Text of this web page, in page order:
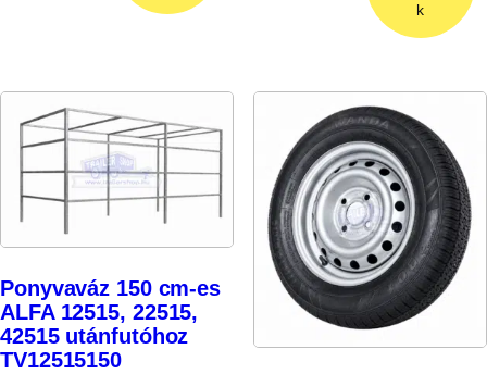
k
Ponyvaváz 150 cm-es
ALFA 12515, 22515,
42515 utánfutóhoz
TV12515150